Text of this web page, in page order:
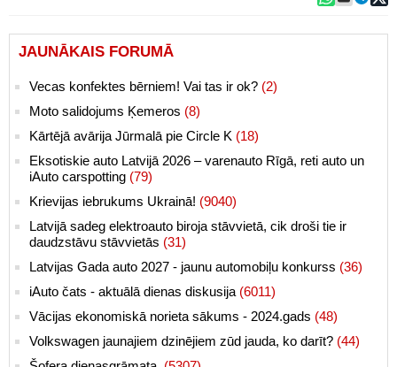
JAUNĀKAIS FORUMĀ
Vecas konfektes bērniem! Vai tas ir ok? (2)
Moto salidojums Ķemeros (8)
Kārtējā avārija Jūrmalā pie Circle K (18)
Eksotiskie auto Latvijā 2026 – varenauto Rīgā, reti auto un
iAuto carspotting (79)
Krievijas iebrukums Ukrainā! (9040)
Latvijā sadeg elektroauto biroja stāvvietā, cik droši tie ir
daudzstāvu stāvvietās (31)
Latvijas Gada auto 2027 - jaunu automobiļu konkurss (36)
iAuto čats - aktuālā dienas diskusija (6011)
Vācijas ekonomiskā norieta sākums - 2024.gads (48)
Volkswagen jaunajiem dzinējiem zūd jauda, ko darīt? (44)